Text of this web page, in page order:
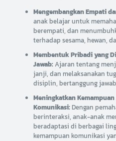
Mengembangkan Empati
anak belajar untuk
berempati, dan
terhadap sesama, hewan,
Membentuk Pribadi yang
Jawab:Ajaran tentang
janji, dan melaksanakan
disiplin, bertanggung
Meningkatkan
Komunikasi:Dengan
berinteraksi, anak-anak
beradaptasi di berbagai
kemampuan komunikasi